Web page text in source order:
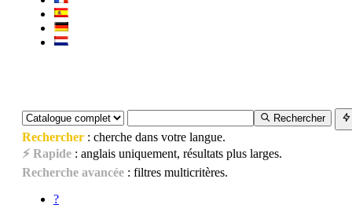
Rechercher
Rechercher: cherche dans votre langue.
⚡ Rapide: anglais uniquement, résultats plus larges.
Recherche avancée: filtres multicritères.
?